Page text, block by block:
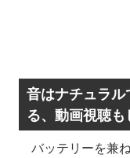
音はナチュラル
る、動画視聴も
バッテリーを兼